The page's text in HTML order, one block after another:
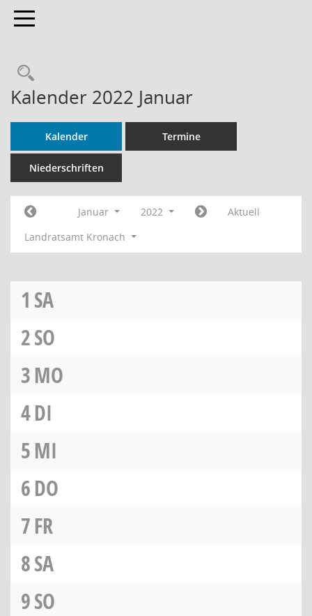
Toggle navigation
Rechercheauswahl
Kalender 2022 Januar
Kalender Termine
Niederschriften
Januar 2022
Aktuell
Landratsamt Kronach
1 SA
2SO
3MO
4DI
5MI
6DO
7FR
8SA
9SO